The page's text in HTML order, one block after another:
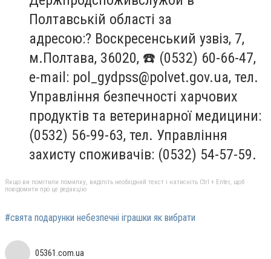
Полтавській області за
адресою:? Воскресенський узвіз, 7,
м.Полтава, 36020, ☎️ (0532) 60-66-47,
e-mail: pol_gydpss@polvet.gov.ua, тел.
Управління безпечності харчових
продуктів та ветеринарної медицини:
(0532) 56-99-63, тел. Управління
захисту споживачів: (0532) 54-57-59.
Якщо ви помітили помилку, виділіть необхідний текст і натисніть Ctrl + Enter, щоб
повідомити про це редакцію
#свята подарунки небезпечні іграшки як вибрати
05361.com.ua